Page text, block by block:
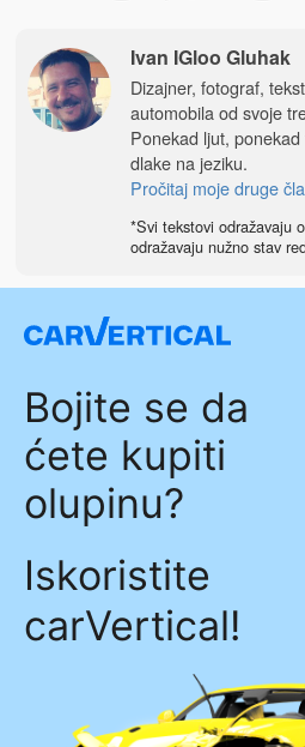
Ivan IGloo Gluhak
Dizajner, fotograf,
automobila od svoje
Ponekad ljut,
dlake na jeziku.
Pročitaj moje druge
*Svi tekstovi odražavaju
odražavaju nužno stav